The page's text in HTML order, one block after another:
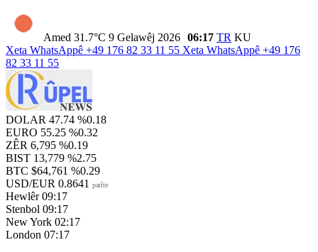
Amed 31.7°C 9 Gelawêj 2026 06:17 TR KU
Xeta WhatsAppê +49 176 82 33 11 55 Xeta WhatsAppê +49 176
82 33 11 55
DOLAR 47.74 %0.18
EURO 55.25 %0.32
ZÊR 6,795 %0.19
BIST 13,779 %2.75
BTC $64,761 %0.29
USD/EUR 0.8641 parîte
Hewlêr 09:17
Stenbol 09:17
New York 02:17
London 07:17